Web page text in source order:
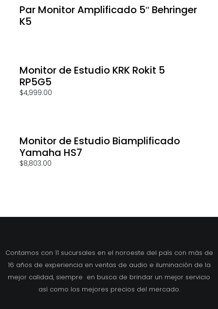
Par Monitor Amplificado 5″ Behringer
K5
Monitor de Estudio KRK Rokit 5
RP5G5
$4,999.00
Monitor de Estudio Biamplificado
Yamaha HS7
$8,803.00
Contamos con 11 sucursales en el noroeste del país con más de
16 años de experiencia en ventas de audio e iluminación de la
mejor calidad, siempre en busca de brindar un mejor servicio
así como los mejores precios del mercado.